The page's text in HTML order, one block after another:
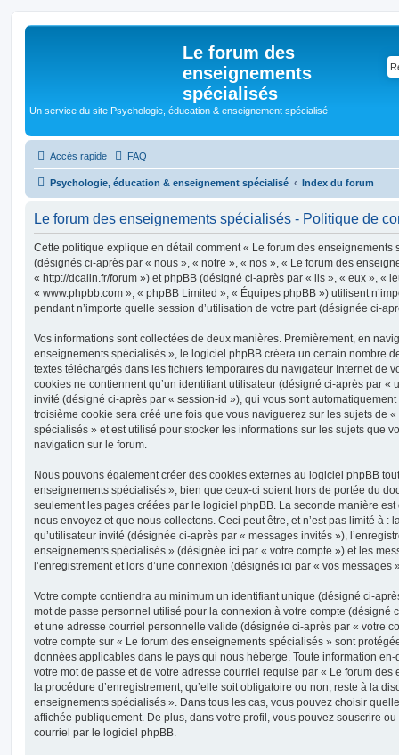
Le forum des
enseignements
spécialisés
Un service du site Psychologie, éducation & enseignement spécialisé
Accès rapide FAQ
Psychologie, éducation & enseignement spécialisé Index du forum
Le forum des enseignements spécialisés - Politique de
Cette politique explique en détail comment « Le forum des enseignements
(désignés ci-après par « nous », « notre », « nos », « Le forum des
« http://dcalin.fr/forum ») et phpBB (désigné ci-après par « ils », « eux », «
« www.phpbb.com », « phpBB Limited », « Équipes phpBB ») utilisent
pendant n’importe quelle session d’utilisation de votre part (désignée ci-
Vos informations sont collectées de deux manières. Premièrement, en
enseignements spécialisés », le logiciel phpBB créera un certain nombre
textes téléchargés dans les fichiers temporaires du navigateur Internet de
cookies ne contiennent qu’un identifiant utilisateur (désigné ci-après par «
invité (désigné ci-après par « session-id »), qui vous sont
troisième cookie sera créé une fois que vous naviguerez sur les sujets de
spécialisés » et est utilisé pour stocker les informations sur les sujets que
navigation sur le forum.
Nous pouvons également créer des cookies externes au logiciel phpBB
enseignements spécialisés », bien que ceux-ci soient hors de portée du
seulement les pages créées par le logiciel phpBB. La seconde manière
nous envoyez et que nous collectons. Ceci peut être, et n’est pas limité à :
qu’utilisateur invité (désignée ci-après par « messages invités »),
enseignements spécialisés » (désignée ici par « votre compte ») et les
l’enregistrement et lors d’une connexion (désignés ici par « vos messages
Votre compte contiendra au minimum un identifiant unique (désigné ci-
mot de passe personnel utilisé pour la connexion à votre compte (désigné
et une adresse courriel personnelle valide (désignée ci-après par « votre
votre compte sur « Le forum des enseignements spécialisés » sont
données applicables dans le pays qui nous héberge. Toute information en-
votre mot de passe et de votre adresse courriel requise par « Le forum
la procédure d’enregistrement, qu’elle soit obligatoire ou non, reste à la
enseignements spécialisés ». Dans tous les cas, vous pouvez choisir
affichée publiquement. De plus, dans votre profil, vous pouvez souscrire
courriel par le logiciel phpBB.